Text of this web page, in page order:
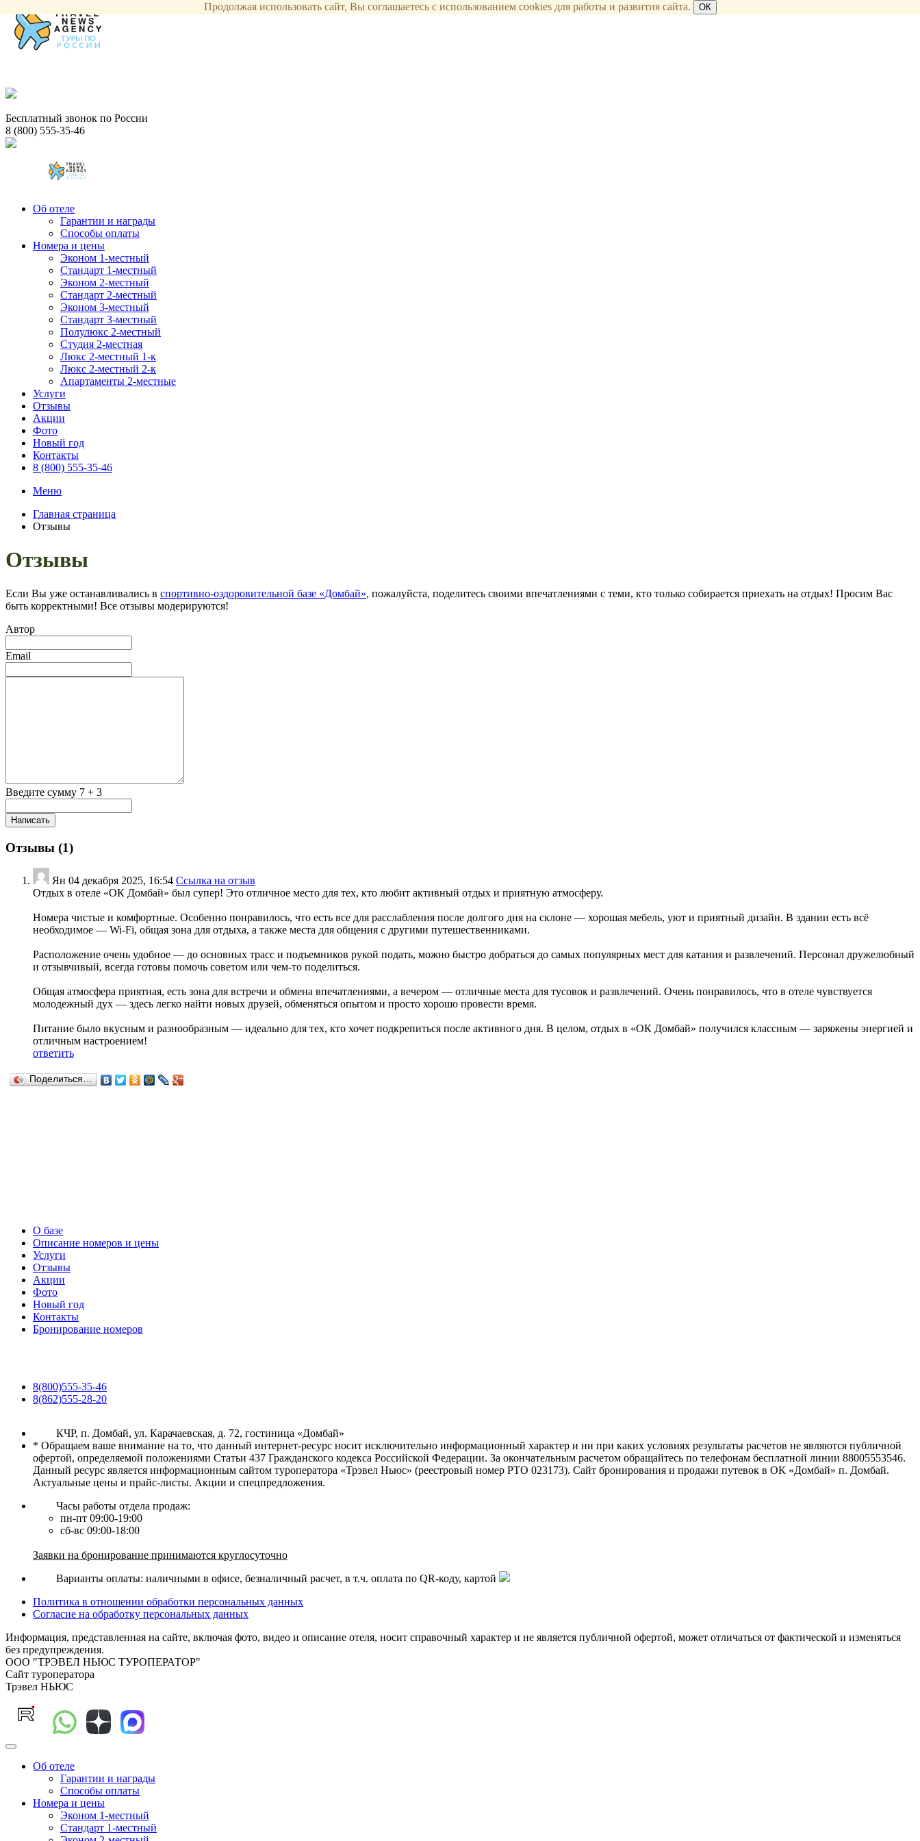
Бесплатный звонок по России
8 (800) 555-35-46
Об отеле
Гарантии и награды
Способы оплаты
Номера и цены
Эконом 1-местный
Стандарт 1-местный
Эконом 2-местный
Стандарт 2-местный
Эконом 3-местный
Стандарт 3-местный
Полулюкс 2-местный
Студия 2-местная
Люкс 2-местный 1-к
Люкс 2-местный 2-к
Апартаменты 2-местные
Услуги
Отзывы
Акции
Фото
Новый год
Контакты
8 (800) 555-35-46
Меню
Главная страница
Отзывы
Отзывы
Если Вы уже останавливались в спортивно-оздоровительной базе «Домбай», пожалуйста, поделитесь своими впечатлениями с теми, кто только собирается приехать на отдых! Просим Вас
быть корректными! Все отзывы модерируются!
Автор
Email
Введите сумму 7 + 3
Отзывы (1)
Ян 04 декабря 2025, 16:54 Ссылка на отзыв
Отдых в отеле «ОК Домбай» был супер! Это отличное место для тех, кто любит активный отдых и приятную атмосферу.
Номера чистые и комфортные. Особенно понравилось, что есть все для расслабления после долгого дня на склоне — хорошая мебель, уют и приятный дизайн. В здании есть всё
необходимое — Wi-Fi, общая зона для отдыха, а также места для общения с другими путешественниками.
Расположение очень удобное — до основных трасс и подъемников рукой подать, можно быстро добраться до самых популярных мест для катания и развлечений. Персонал дружелюбный
и отзывчивый, всегда готовы помочь советом или чем-то поделиться.
Общая атмосфера приятная, есть зона для встречи и обмена впечатлениями, а вечером — отличные места для тусовок и развлечений. Очень понравилось, что в отеле чувствуется
молодежный дух — здесь легко найти новых друзей, обменяться опытом и просто хорошо провести время.
Питание было вкусным и разнообразным — идеально для тех, кто хочет подкрепиться после активного дня. В целом, отдых в «ОК Домбай» получился классным — заряжены энергией и
отличным настроением!
ответить
Поделиться…
О базе
Описание номеров и цены
Услуги
Отзывы
Акции
Фото
Новый год
Контакты
Бронирование номеров
8(800)555-35-46
8(862)555-28-20
КЧР, п. Домбай, ул. Карачаевская, д. 72, гостиница «Домбай»
* Обращаем ваше внимание на то, что данный интернет-ресурс носит исключительно информационный характер и ни при каких условиях результаты расчетов не являются публичной
офертой, определяемой положениями Статьи 437 Гражданского кодекса Российской Федерации. За окончательным расчетом обращайтесь по телефонам бесплатной линии 88005553546.
Данный ресурс является информационным сайтом туроператора «Трэвел Ньюс» (реестровый номер РТО 023173). Сайт бронирования и продажи путевок в ОК «Домбай» п. Домбай.
Актуальные цены и прайс-листы. Акции и спецпредложения.
Часы работы отдела продаж:
пн-пт 09:00-19:00
сб-вс 09:00-18:00
Заявки на бронирование принимаются круглосуточно
Варианты оплаты: наличными в офисе, безналичный расчет, в т.ч. оплата по QR-коду, картой
Политика в отношении обработки персональных данных
Согласие на обработку персональных данных
Информация, представленная на сайте, включая фото, видео и описание отеля, носит справочный характер и не является публичной офертой, может отличаться от фактической и изменяться
без предупреждения.
ООО "ТРЭВЕЛ НЬЮС ТУРОПЕРАТОР"
Сайт туроператора
Трэвел НЬЮС
Об отеле
Гарантии и награды
Способы оплаты
Номера и цены
Эконом 1-местный
Стандарт 1-местный
Продолжая использовать сайт, Вы соглашаетесь с использованием cookies для работы и развития сайта. ОК